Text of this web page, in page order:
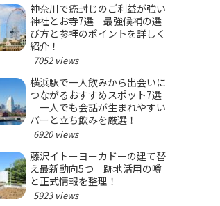
神奈川で癌封じのご利益が強い
神社とお寺7選｜最強候補の選
び方と参拝のポイントを詳しく
紹介！
7052 views
横浜駅で一人飲みから出会いに
つながるおすすめスポット7選
｜一人でも会話が生まれやすい
バーと立ち飲みを厳選！
6920 views
藤沢イトーヨーカドーの建て替
え最新動向5つ｜跡地活用の噂
と正式情報を整理！
5923 views